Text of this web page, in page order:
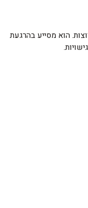
הוא מסייע בהרגעת